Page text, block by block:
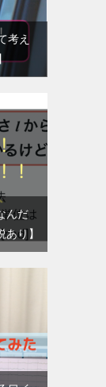
考え
んだ
り】